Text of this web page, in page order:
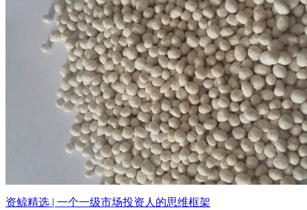
资鲸精选 | 一个一级市场投资人的思维框架